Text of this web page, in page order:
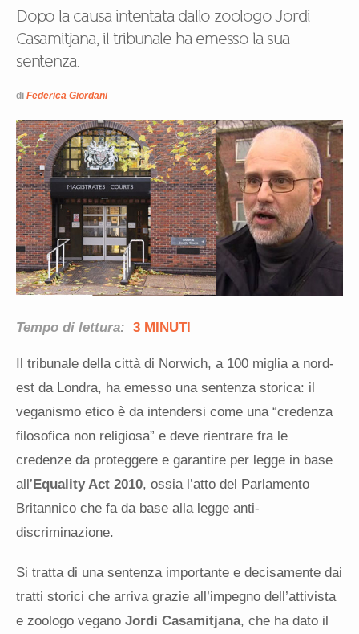
Dopo la causa intentata dallo zoologo Jordi
Casamitjana, il tribunale ha emesso la sua
sentenza.
di Federica Giordani
Tempo di lettura: 3 MINUTI
Il tribunale della città di Norwich, a 100 miglia a nord-
est da Londra, ha emesso una sentenza storica: il
veganismo etico è da intendersi come una “credenza
filosofica non religiosa” e deve rientrare fra le
credenze da proteggere e garantire per legge in base
all’ Equality Act 2010, ossia l’atto del Parlamento
Britannico che fa da base alla legge anti-
discriminazione.
Si tratta di una sentenza importante e decisamente dai
tratti storici che arriva grazie all’impegno dell’attivista
e zoologo vegano Jordi Casamitjana, che ha dato il